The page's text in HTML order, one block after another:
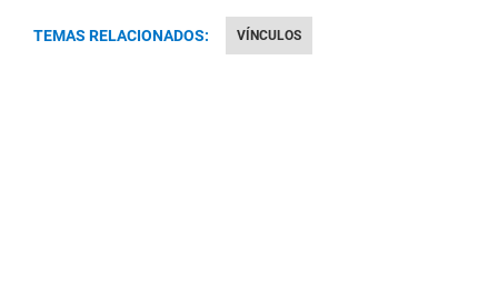
TEMAS RELACIONADOS: VÍNCULOS